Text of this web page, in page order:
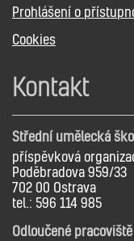
Prohlášení o
Cookies
Kontakt
Střední umělecká
příspěvková
Poděbradova 959/33
702 00 Ostrava
tel.: 596 114 985
Odloučené pracoviště